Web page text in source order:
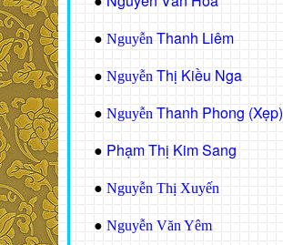
● Nguyễn Thanh Liêm
● Nguyễn Thị Kiều Nga
● Nguyễn Thanh Phong (Xẹp)
● Phạm Thị Kim Sang
● Nguyễn Thị Xuyến
● Nguyễn Văn Yêm